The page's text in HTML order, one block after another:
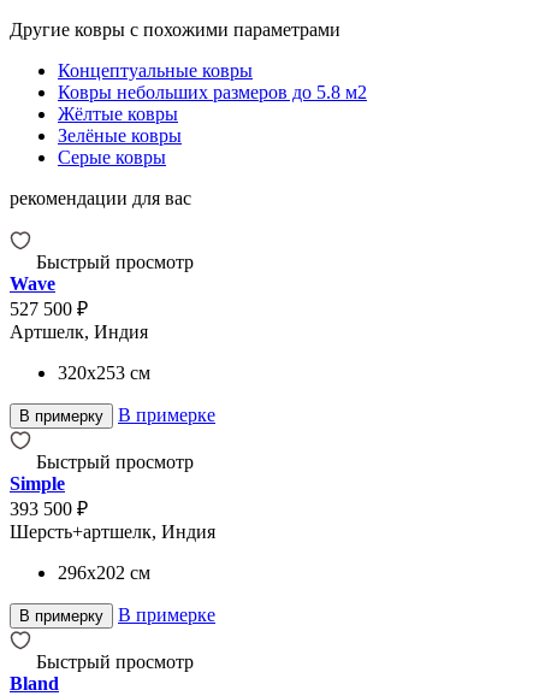
Другие ковры с похожими параметрами
Концептуальные ковры
Ковры небольших размеров до 5.8 м2
Жёлтые ковры
Зелёные ковры
Серые ковры
рекомендации для вас
Быстрый просмотр
Wave
527 500 ₽
Артшелк, Индия
320x253 см
В примерку В примерке
Быстрый просмотр
Simple
393 500 ₽
Шерсть+артшелк, Индия
296x202 см
В примерку В примерке
Быстрый просмотр
Bland